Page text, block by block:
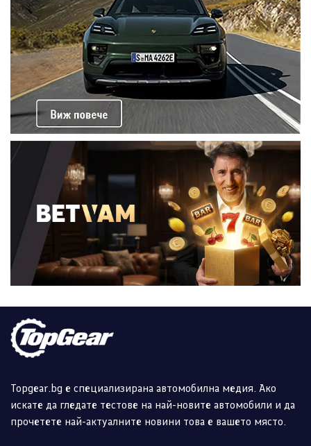
Topgear.bg е специализирана автомобилна медия. Ако
искате да гледате тестове на най-новите автомобили и да
прочетете най-актуалните новини това е вашето място.